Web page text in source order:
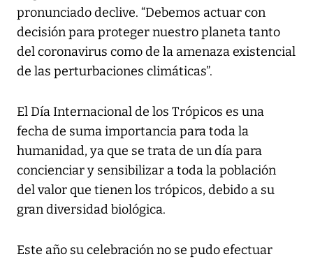
pronunciado declive. “Debemos actuar con
decisión para proteger nuestro planeta tanto
del coronavirus como de la amenaza existencial
de las perturbaciones climáticas”.
El Día Internacional de los Trópicos es una
fecha de suma importancia para toda la
humanidad, ya que se trata de un día para
concienciar y sensibilizar a toda la población
del valor que tienen los trópicos, debido a su
gran diversidad biológica.
Este año su celebración no se pudo efectuar